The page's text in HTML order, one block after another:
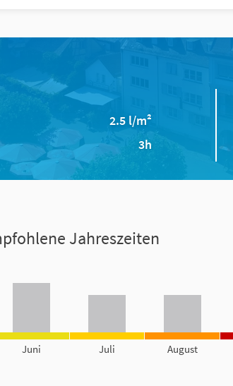
2.5 l/m²
3h
Jahreszeiten
Juni Juli August